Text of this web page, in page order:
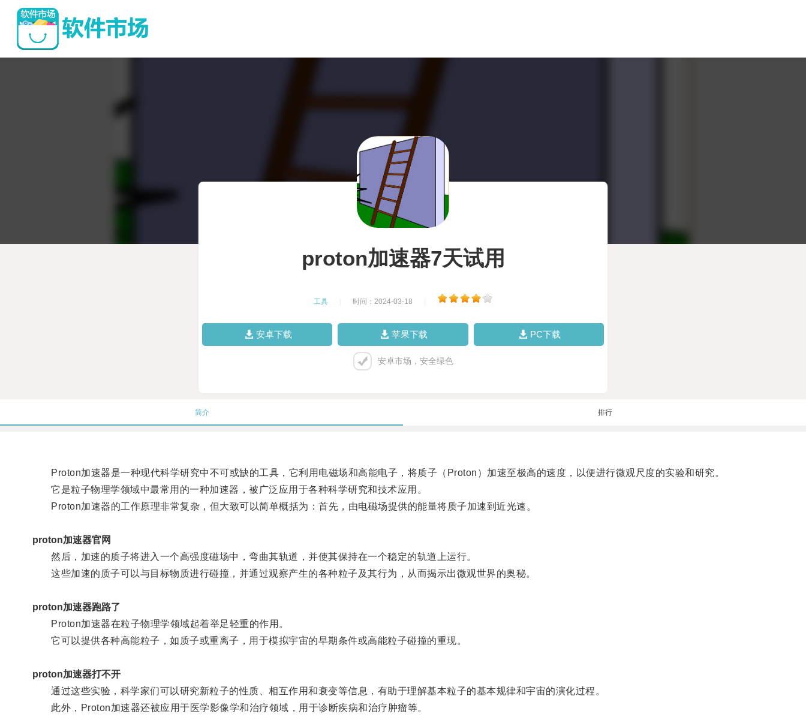
proton加速器7天试用
工具 时间：2024-03-18
安卓下载 苹果下载 PC下载
安卓市场，安全绿色
简介 排行
Proton加速器是一种现代科学研究中不可或缺的工具，它利用电磁场和高能电子，将质子（Proton）加速至极高的速度，以便进行微观尺度的实验和研究。
它是粒子物理学领域中最常用的一种加速器，被广泛应用于各种科学研究和技术应用。
Proton加速器的工作原理非常复杂，但大致可以简单概括为：首先，由电磁场提供的能量将质子加速到近光速。
proton加速器官网
然后，加速的质子将进入一个高强度磁场中，弯曲其轨道，并使其保持在一个稳定的轨道上运行。
这些加速的质子可以与目标物质进行碰撞，并通过观察产生的各种粒子及其行为，从而揭示出微观世界的奥秘。
proton加速器跑路了
Proton加速器在粒子物理学领域起着举足轻重的作用。
它可以提供各种高能粒子，如质子或重离子，用于模拟宇宙的早期条件或高能粒子碰撞的重现。
proton加速器打不开
通过这些实验，科学家们可以研究新粒子的性质、相互作用和衰变等信息，有助于理解基本粒子的基本规律和宇宙的演化过程。
此外，Proton加速器还被应用于医学影像学和治疗领域，用于诊断疾病和治疗肿瘤等。